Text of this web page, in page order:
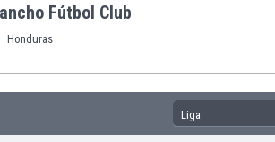
Fútbol Club
Honduras
Liga